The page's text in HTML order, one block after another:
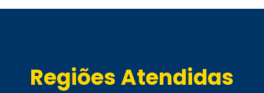
Regiões Atendidas